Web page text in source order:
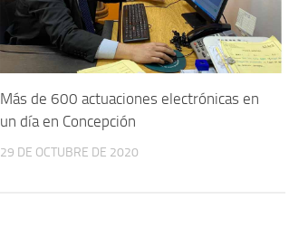
Más de 600 actuaciones electrónicas en
un día en Concepción
29 DE OCTUBRE DE 2020